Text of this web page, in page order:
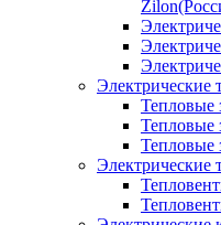
Электрические
Тепловые
Тепловые
Тепловые
Электрические